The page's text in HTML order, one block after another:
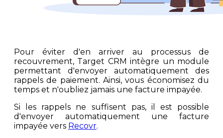
Pour éviter d'en arriver au processus de
recouvrement, Target CRM intègre un module
permettant d'envoyer automatiquement des
rappels de paiement. Ainsi, vous économisez du
temps et n'oubliez jamais une facture impayée.
Si les rappels ne suffisent pas, il est possible
d'envoyer automatiquement une facture
impayée vers Recovr.